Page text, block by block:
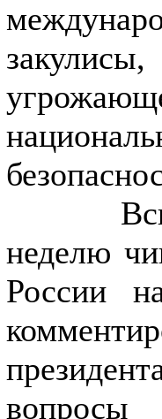
закулисы,
Всю
неделю
России